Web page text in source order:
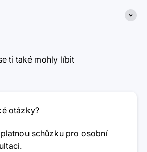
ti také mohly líbit
otázky?
schůzku pro osobní